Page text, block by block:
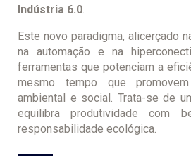
Indústria 6.0.
Este novo paradigma, alicerçado
na automação e na
ferramentas que potenciam a
mesmo tempo que
ambiental e social. Trata-se de
equilibra produtividade com
responsabilidade ecológica.